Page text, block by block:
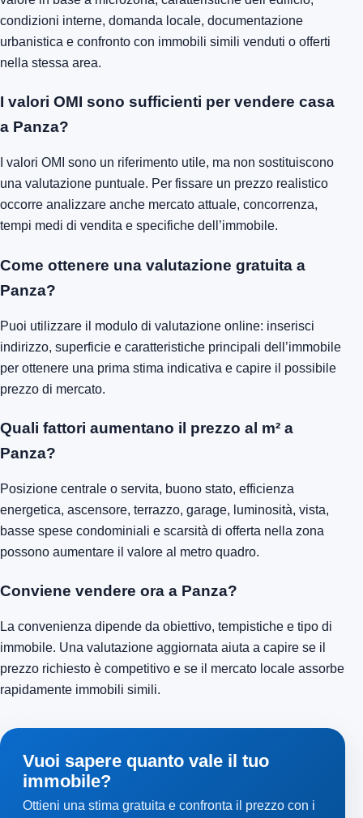
condizioni interne, domanda locale, documentazione
urbanistica e confronto con immobili simili venduti o offerti
nella stessa area.
I valori OMI sono sufficienti per vendere casa
a Panza?
I valori OMI sono un riferimento utile, ma non sostituiscono
una valutazione puntuale. Per fissare un prezzo realistico
occorre analizzare anche mercato attuale, concorrenza,
tempi medi di vendita e specifiche dell’immobile.
Come ottenere una valutazione gratuita a
Panza?
Puoi utilizzare il modulo di valutazione online: inserisci
indirizzo, superficie e caratteristiche principali dell’immobile
per ottenere una prima stima indicativa e capire il possibile
prezzo di mercato.
Quali fattori aumentano il prezzo al m² a
Panza?
Posizione centrale o servita, buono stato, efficienza
energetica, ascensore, terrazzo, garage, luminosità, vista,
basse spese condominiali e scarsità di offerta nella zona
possono aumentare il valore al metro quadro.
Conviene vendere ora a Panza?
La convenienza dipende da obiettivo, tempistiche e tipo di
immobile. Una valutazione aggiornata aiuta a capire se il
prezzo richiesto è competitivo e se il mercato locale assorbe
rapidamente immobili simili.
Vuoi sapere quanto vale il tuo
immobile?
Ottieni una stima gratuita e confronta il prezzo con i